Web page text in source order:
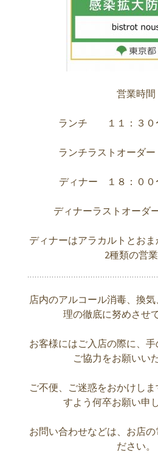
営業時間
ランチ １１：３０
ランチラストオーダ
ディナー １８：００
ディナーラストオーダ
ディナーはアラカルトとお
2種類の営業
店内のアルコール消毒、換
理の徹底に努めさせ
お客様にはご入店の際に、
ご協力をお願いい
ご不便、ご迷惑をおかけし
すよう何卒お願い申
お問い合わせなどは、お店の
ださい。